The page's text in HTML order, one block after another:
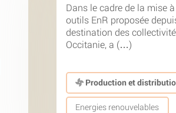
Dans le cadre de la mise
outils EnR proposée
destination des
Occitanie, a (…)
Production et
Energies renouvelables